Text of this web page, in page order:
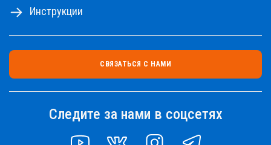
Инструкции
СВЯЗАТЬСЯ С НАМИ
Следите за нами в соцсетях
YOUTUBE VK INSTAGRAMTELEGRAM